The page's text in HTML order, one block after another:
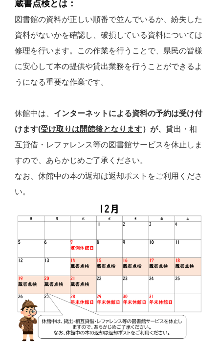
蔵書点検とは：
図書館の資料が正しい順番で並んでいるか、紛失した
資料がないかを確認し、破損している資料については
修理を行います。この作業を行うことで、県民の皆様
に安心して本の提供や貸出業務を行うことができるよ
うになる重要な作業です。
休館中は、 インターネットによる資料の予約は受け付
けます(受け取りは開館後となります）が、 貸出・相
互貸借・レファレンス等の図書館サービスを休止しま
すので、あらかじめご了承ください。
なお、休館中の本の返却は返却ポストをご利用くださ
い。